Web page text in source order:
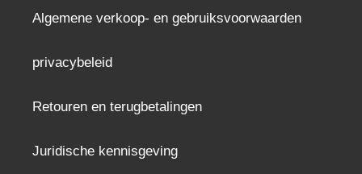
Algemene verkoop- en gebruiksvoorwaarden
privacybeleid
Retouren en terugbetalingen
Juridische kennisgeving